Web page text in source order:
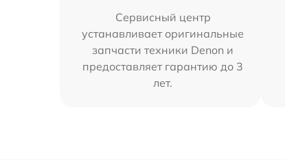
Сервисный центр
устанавливает оригинальные
запчасти техники Denon и
предоставляет гарантию до 3
лет.